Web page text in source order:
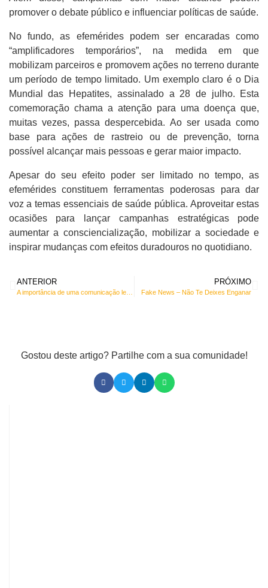
promover o debate público e influenciar políticas de saúde.
No fundo, as efemérides podem ser encaradas como
“amplificadores temporários”, na medida em que
mobilizam parceiros e promovem ações no terreno durante
um período de tempo limitado. Um exemplo claro é o Dia
Mundial das Hepatites, assinalado a 28 de julho. Esta
comemoração chama a atenção para uma doença que,
muitas vezes, passa despercebida. Ao ser usada como
base para ações de rastreio ou de prevenção, torna
possível alcançar mais pessoas e gerar maior impacto.
Apesar do seu efeito poder ser limitado no tempo, as
efemérides constituem ferramentas poderosas para dar
voz a temas essenciais de saúde pública. Aproveitar estas
ocasiões para lançar campanhas estratégicas pode
aumentar a consciencialização, mobilizar a sociedade e
inspirar mudanças com efeitos duradouros no quotidiano.
ANTERIOR
A importância de uma comunicação leve e divertida no verão
PRÓXIMO
Fake News – Não Te Deixes Enganar
Gostou deste artigo? Partilhe com a sua comunidade!